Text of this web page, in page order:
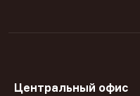
Центральный офис